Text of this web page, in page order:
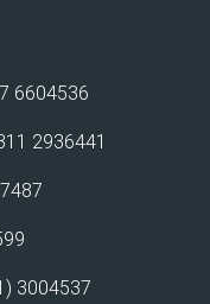
6604536
2936441
3004537